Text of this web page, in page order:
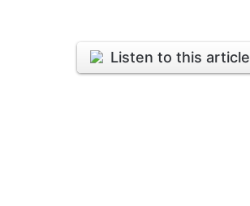
Listen to this article